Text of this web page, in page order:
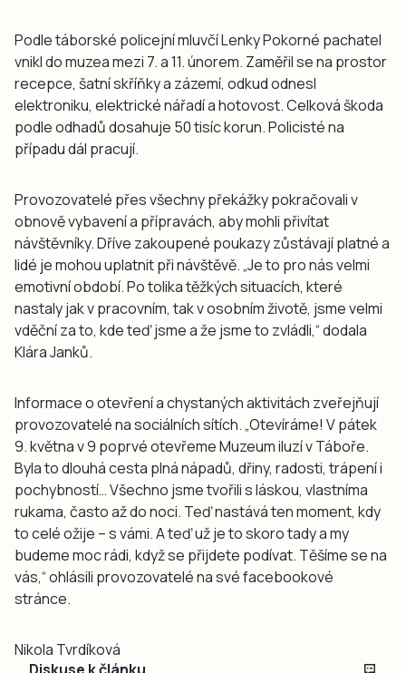
Podle táborské policejní mluvčí Lenky Pokorné pachatel
vnikl do muzea mezi 7. a 11. únorem. Zaměřil se na prostor
recepce, šatní skříňky a zázemí, odkud odnesl
elektroniku, elektrické nářadí a hotovost. Celková škoda
podle odhadů dosahuje 50 tisíc korun. Policisté na
případu dál pracují.
Provozovatelé přes všechny překážky pokračovali v
obnově vybavení a přípravách, aby mohli přivítat
návštěvníky. Dříve zakoupené poukazy zůstávají platné a
lidé je mohou uplatnit při návštěvě. „Je to pro nás velmi
emotivní období. Po tolika těžkých situacích, které
nastaly jak v pracovním, tak v osobním životě, jsme velmi
vděční za to, kde teď jsme a že jsme to zvládli,“ dodala
Klára Janků.
Informace o otevření a chystaných aktivitách zveřejňují
provozovatelé na sociálních sítích. „Otevíráme! V pátek
9. května v 9 poprvé otevřeme Muzeum iluzí v Táboře.
Byla to dlouhá cesta plná nápadů, dřiny, radosti, trápení i
pochybností… Všechno jsme tvořili s láskou, vlastníma
rukama, často až do noci. Teď nastává ten moment, kdy
to celé ožije – s vámi. A teď už je to skoro tady a my
budeme moc rádi, když se přijdete podívat. Těšíme se na
vás,“ ohlásili provozovatelé na své facebookové
stránce.
Nikola Tvrdíková